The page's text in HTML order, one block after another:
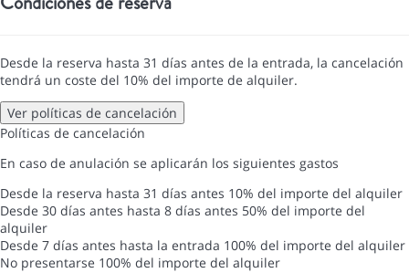
Desde la reserva hasta 31 días antes de la entrada, la cancelación
tendrá un coste del 10% del importe de alquiler.
Ver políticas de cancelación
Políticas de cancelación
En caso de anulación se aplicarán los siguientes gastos
Desde la reserva hasta 31 días antes 10% del importe del alquiler
Desde 30 días antes hasta 8 días antes 50% del importe del
alquiler
Desde 7 días antes hasta la entrada 100% del importe del alquiler
No presentarse 100% del importe del alquiler